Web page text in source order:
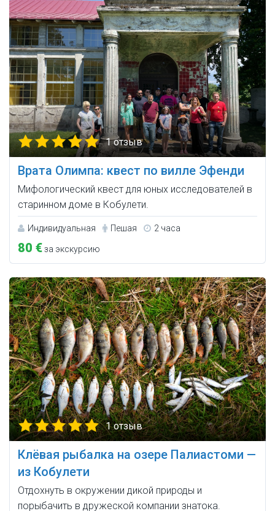
1 отзыв
Врата Олимпа: квест по вилле Эфенди
Мифологический квест для юных исследователей в
старинном доме в Кобулети.
Индивидуальная Пешая 2 часа
80 €за экскурсию
1 отзыв
Клёвая рыбалка на озере Палиастоми —
из Кобулети
Отдохнуть в окружении дикой природы и
порыбачить в дружеской компании знатока.